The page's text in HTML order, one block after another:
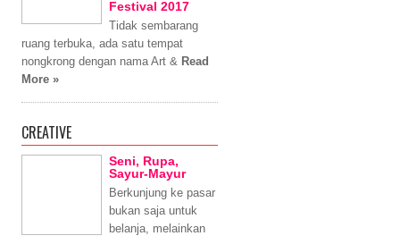
Festival 2017
Tidak sembarang
ruang terbuka, ada satu tempat
nongkrong dengan nama Art & Read
More »
CREATIVE
Seni, Rupa,
Sayur-Mayur
Berkunjung ke pasar
bukan saja untuk
belanja, melainkan